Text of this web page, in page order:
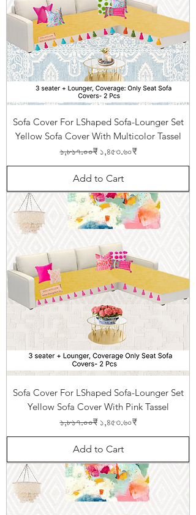
Sofa Cover For LShaped Sofa-Lounger Set
Yellow Sofa Cover With Multicolor Tassel
Regular Price
১,৮১৭.০০₹ Sale Price
১,৪৫৩.৬০₹
Add to Cart
Sofa Cover For LShaped Sofa-Lounger Set
Yellow Sofa Cover With Pink Tassel
Regular Price
১,৮১৭.০০₹ Sale Price
১,৪৫৩.৬০₹
Add to Cart